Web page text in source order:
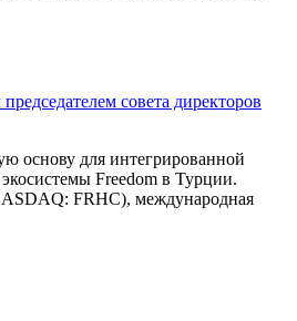
совета директоров
основу для интегрированной
Freedom в Турции.
FRHC), международная